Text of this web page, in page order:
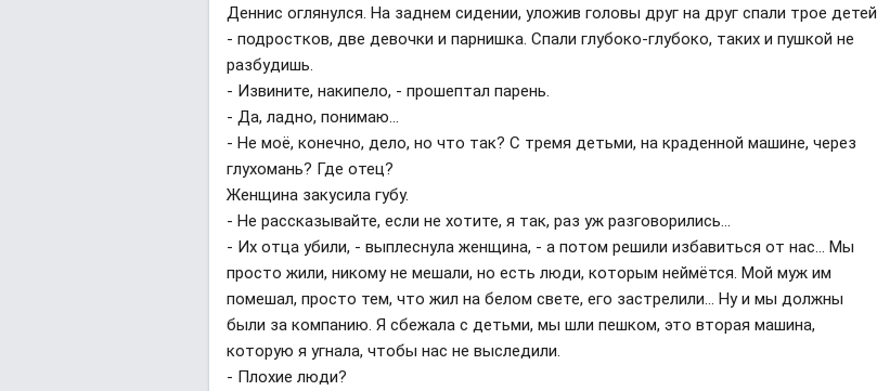
Деннис оглянулся. На заднем сидении, уложив головы друг на друг спали трое детей
- подростков, две девочки и парнишка. Спали глубоко-глубоко, таких и пушкой не
разбудишь.
- Извините, накипело, - прошептал парень.
- Да, ладно, понимаю...
- Не моё, конечно, дело, но что так? С тремя детьми, на краденной машине, через
глухомань? Где отец?
Женщина закусила губу.
- Не рассказывайте, если не хотите, я так, раз уж разговорились...
- Их отца убили, - выплеснула женщина, - а потом решили избавиться от нас... Мы
просто жили, никому не мешали, но есть люди, которым неймётся. Мой муж им
помешал, просто тем, что жил на белом свете, его застрелили... Ну и мы должны
были за компанию. Я сбежала с детьми, мы шли пешком, это вторая машина,
которую я угнала, чтобы нас не выследили.
- Плохие люди?